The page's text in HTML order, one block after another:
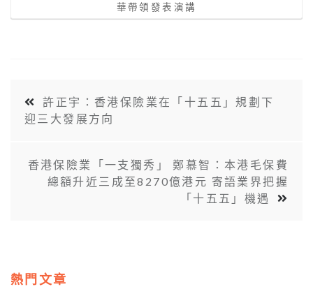
華帶領發表演講
許正宇：香港保險業在「十五五」規劃下
迎三大發展方向
香港保險業「一支獨秀」 鄭慕智：本港毛保費
總額升近三成至8270億港元 寄語業界把握
「十五五」機遇
熱門文章